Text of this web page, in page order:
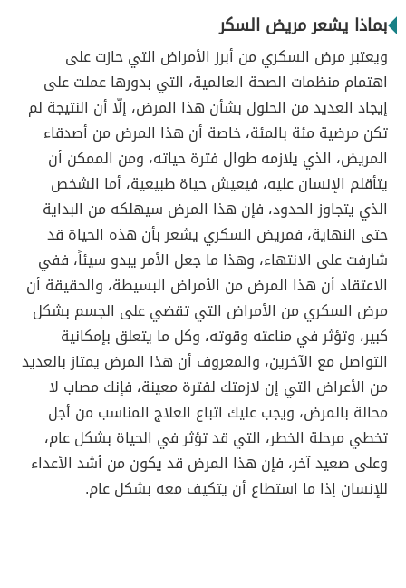
بماذا يشعر مريض السكر
ويعتبر مرض السكري من أبرز الأمراض التي حازت على
اهتمام منظمات الصحة العالمية، التي بدورها عملت على
إيجاد العديد من الحلول بشأن هذا المرض، إلّا أن النتيجة لم
تكن مرضية مئة بالمئة، خاصة أن هذا المرض من أصدقاء
المريض، الذي يلازمه طوال فترة حياته، ومن الممكن أن
يتأقلم الإنسان عليه، فيعيش حياة طبيعية، أما الشخص
الذي يتجاوز الحدود، فإن هذا المرض سيهلكه من البداية
حتى النهاية، فمريض السكري يشعر بأن هذه الحياة قد
شارفت على الانتهاء، وهذا ما جعل الأمر يبدو سيئاً، ففي
الاعتقاد أن هذا المرض من الأمراض البسيطة، والحقيقة أن
مرض السكري من الأمراض التي تقضي على الجسم بشكل
كبير، وتؤثر في مناعته وقوته، وكل ما يتعلق بإمكانية
التواصل مع الآخرين، والمعروف أن هذا المرض يمتاز بالعديد
من الأعراض التي إن لازمتك لفترة معينة، فإنك مصاب لا
محالة بالمرض، ويجب عليك اتباع العلاج المناسب من أجل
تخطي مرحلة الخطر، التي قد تؤثر في الحياة بشكل عام،
وعلى صعيد آخر، فإن هذا المرض قد يكون من أشد الأعداء
للإنسان إذا ما استطاع أن يتكيف معه بشكل عام.